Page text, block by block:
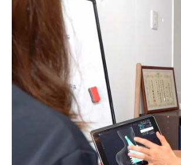
一時的な揉みほぐしが続かない
揉みほぐしだけでは整体効
こり固まる原因と整体での
一時的なマッサージが再発
整体で根本原因へのアプロ
整体とセルフケアの組み合
マッサージだけで体は本当に変わ
マッサージと整体の役割の違